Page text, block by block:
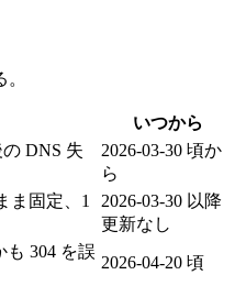
いつから
DNS 失
2026-03-30 頃か
ら
ま固定、1
2026-03-30 以降
更新なし
も 304 を誤
2026-04-20 頃